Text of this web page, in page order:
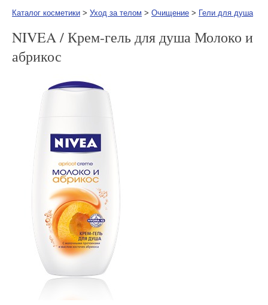
Каталог косметики > Уход за телом > Очищение > Гели для душа
NIVEA / Крем-гель для душа Молоко и
абрикос